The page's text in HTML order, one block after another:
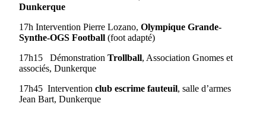
Dunkerque
17h Intervention Pierre Lozano, Olympique Grande-
Synthe-OGS Football (foot adapté)
17h15 Démonstration Trollball, Association Gnomes et
associés, Dunkerque
17h45 Intervention club escrime fauteuil, salle d’armes
Jean Bart, Dunkerque